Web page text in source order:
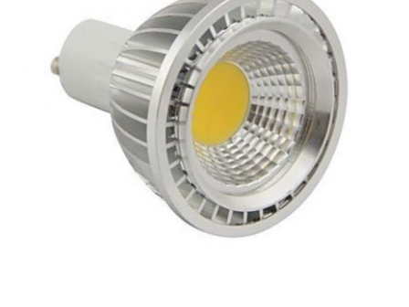
Contacta con nosotros